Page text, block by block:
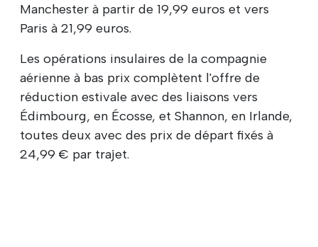
Manchester à partir de 19,99 euros et vers
Paris à 21,99 euros.
Les opérations insulaires de la compagnie
aérienne à bas prix complètent l'offre de
réduction estivale avec des liaisons vers
Édimbourg, en Écosse, et Shannon, en Irlande,
toutes deux avec des prix de départ fixés à
24,99 € par trajet.